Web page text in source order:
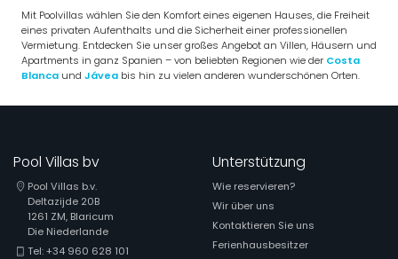
Mit Poolvillas wählen Sie den Komfort eines eigenen Hauses, die Freiheit
eines privaten Aufenthalts und die Sicherheit einer professionellen
Vermietung. Entdecken Sie unser großes Angebot an Villen, Häusern und
Apartments in ganz Spanien – von beliebten Regionen wie der Costa
Blancaund Jáveabis hin zu vielen anderen wunderschönen Orten.
Pool Villas bv
Pool Villas b.v.
Deltazijde 20B
1261 ZM, Blaricum
Die Niederlande
Tel: +34 960 628 101
Unterstützung
Wie reservieren?
Wir über uns
Kontaktieren Sie uns
Ferienhausbesitzer